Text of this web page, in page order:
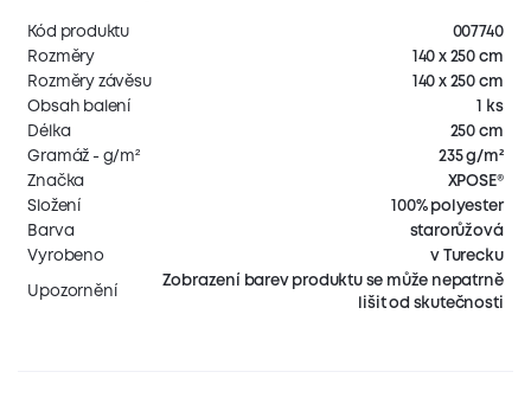
Kód produktu
007740
Rozměry
140 x 250 cm
Rozměry závěsu
140 x 250 cm
Obsah balení
1 ks
Délka
250 cm
Gramáž - g/m²
235 g/m²
Značka
XPOSE®
Složení
100% polyester
Barva
starorůžová
Vyrobeno
v Turecku
Upozornění
Zobrazení barev produktu se může nepatrně
lišit od skutečnosti